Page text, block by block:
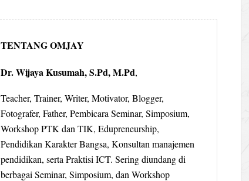
TENTANG OMJAY
Dr. Wijaya Kusumah, S.Pd, M.Pd,
Teacher, Trainer, Writer, Motivator, Blogger,
Fotografer, Father, Pembicara Seminar, Simposium,
Workshop PTK dan TIK, Edupreneurship,
Pendidikan Karakter Bangsa, Konsultan manajemen
pendidikan, serta Praktisi ICT. Sering diundang di
berbagai Seminar, Simposium, dan Workshop